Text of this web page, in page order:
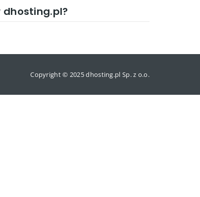
dhosting.pl?
Copyright © 2025 dhosting.pl Sp. z o.o.